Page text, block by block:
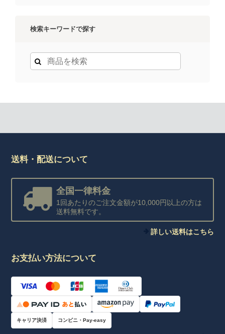
検索キーワードで探す
送料・配送について
全国一律料金
1回あたりのご注文金額が10,000円以上の方は
送料無料です。
詳しい送料はこちら
お支払い方法について
キャリア決済 コンビニ・Pay-easy